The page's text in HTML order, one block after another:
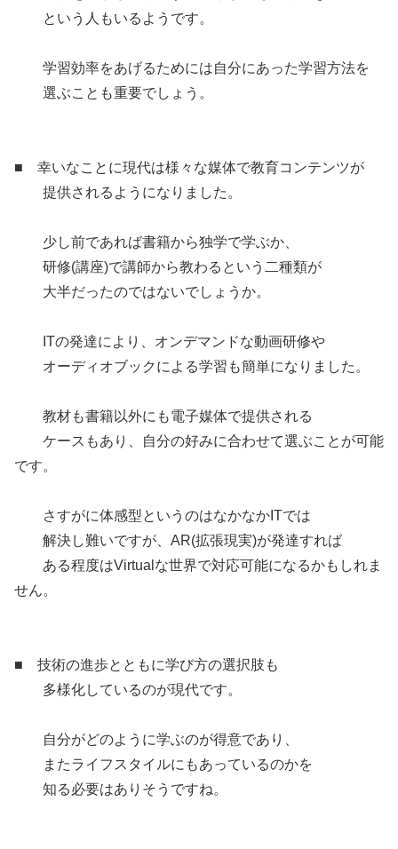
という人もいるようです。
学習効率をあげるためには自分にあった学習方法を
選ぶことも重要でしょう。
■ 幸いなことに現代は様々な媒体で教育コンテンツが
提供されるようになりました。
少し前であれば書籍から独学で学ぶか、
研修(講座)で講師から教わるという二種類が
大半だったのではないでしょうか。
ITの発達により、オンデマンドな動画研修や
オーディオブックによる学習も簡単になりました。
教材も書籍以外にも電子媒体で提供される
ケースもあり、自分の好みに合わせて選ぶことが可能
です。
さすがに体感型というのはなかなかITでは
解決し難いですが、AR(拡張現実)が発達すれば
ある程度はVirtualな世界で対応可能になるかもしれま
せん。
■ 技術の進歩とともに学び方の選択肢も
多様化しているのが現代です。
自分がどのように学ぶのが得意であり、
またライフスタイルにもあっているのかを
知る必要はありそうですね。